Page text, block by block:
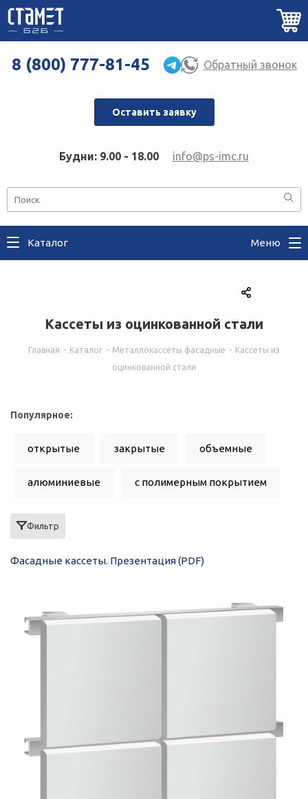
8 (800) 777-81-45 Обратный звонок
Оставить заявку
Будни: 9.00 - 18.00 info@ps-imc.ru
Каталог Меню
Кассеты из оцинкованной стали
Главная - Каталог - Металлокассеты фасадные - Кассеты из
оцинкованной стали
Популярное:
открытые закрытые объемные
алюминиевые с полимерным покрытием
с порошковым покрытием
Фильтр
Фасадные кассеты. Презентация (PDF)